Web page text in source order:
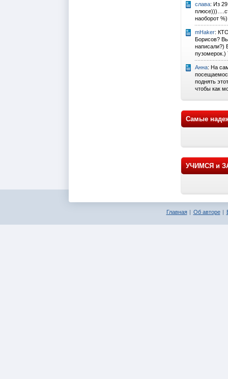
слава: Из
наоборот %)
mHaker:
Борисов?
написали?)
пузомерок.)
Анна: На
поднять
чтобы как
Самые
УЧИМСЯ и
Главная Об авторе